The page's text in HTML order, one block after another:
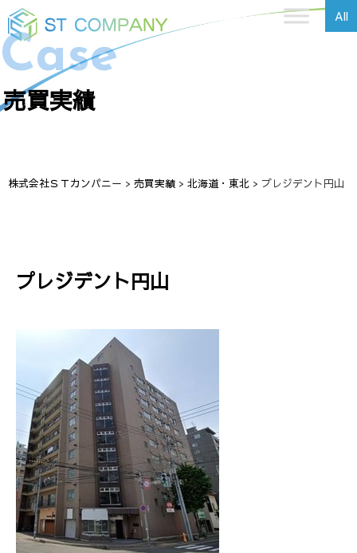
All
Case
売買実績
株式会社ＳＴカンパニー > 売買実績 > 北海道・東北 > プレジデント円山
プレジデント円山